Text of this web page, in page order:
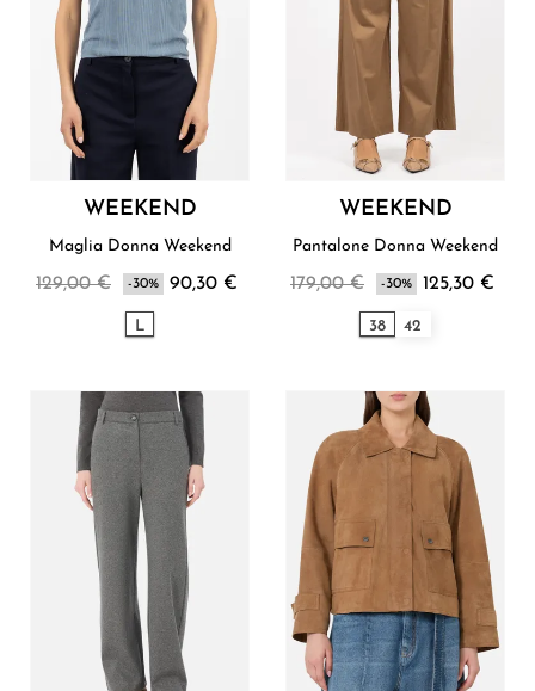
WEEKEND
Maglia Donna Weekend
129,00 € -30% 90,30 €
L
WEEKEND
Pantalone Donna Weekend
179,00 € -30% 125,30 €
38 42